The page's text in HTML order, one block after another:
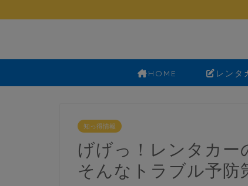
HOME レンタ
知っ得情報
げげっ！レンタカー
そんなトラブル予防